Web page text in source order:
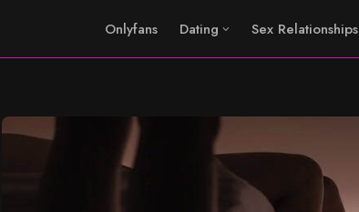
Onlyfans Dating Sex Relationships